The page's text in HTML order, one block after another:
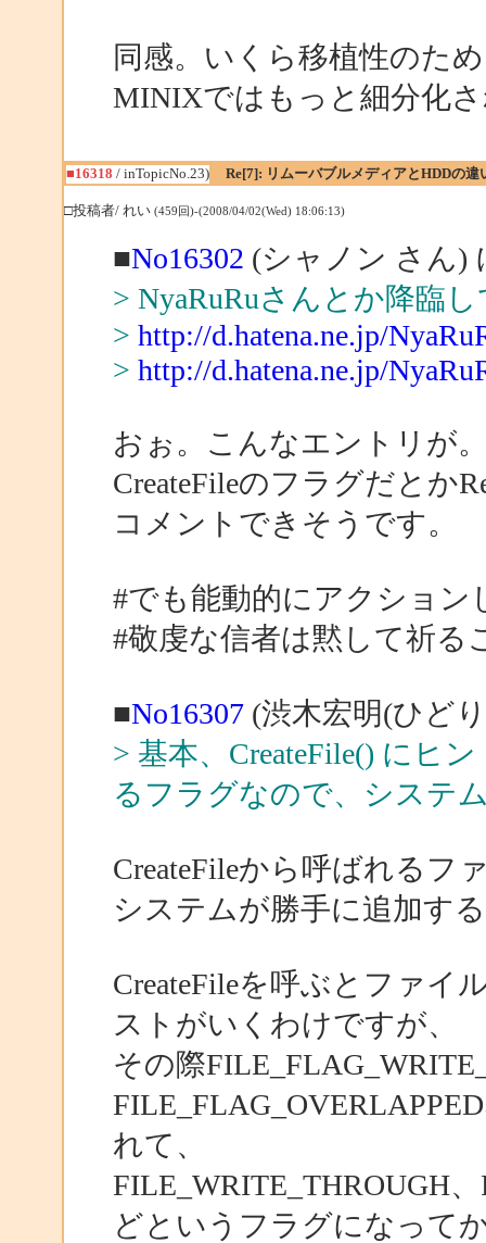
同感。いくら移植性のた
MINIXではもっと細分化
■16318 / inTopicNo.23) Re[7]: リムーバブルメディアとHDDの違
□投稿者/ れい (459回)-(2008/04/02(Wed) 18:06:13)
■No16302 (シャノン さん)
> NyaRuRuさんとか降臨
> http://d.hatena.ne.jp/
> http://d.hatena.ne.jp/
おぉ。こんなエントリが
CreateFileのフラグだとか
コメントできそうです。
#でも能動的にアクショ
#敬虔な信者は黙して祈る
■No16307(渋木宏明(ひど
> 基本、CreateFile() にヒ
るフラグなので、システ
CreateFileから呼ばれるフ
システムが勝手に追加す
CreateFileを呼ぶとファイ
ストがいくわけですが、
その際
れて、
FILE_WRITE_THROUGH
どというフラグになって